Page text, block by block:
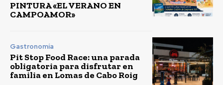
PINTURA «EL VERANO EN
CAMPOAMOR»
Gastronomía
Pit Stop Food Race: una parada
obligatoria para disfrutar en
familia en Lomas de Cabo Roig